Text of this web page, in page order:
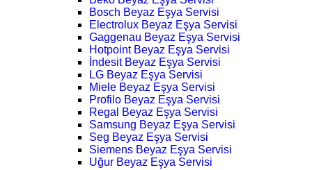
Bosch Beyaz Eşya Servisi
Electrolux Beyaz Eşya Servisi
Gaggenau Beyaz Eşya Servisi
Hotpoint Beyaz Eşya Servisi
İndesit Beyaz Eşya Servisi
LG Beyaz Eşya Servisi
Miele Beyaz Eşya Servisi
Profilo Beyaz Eşya Servisi
Regal Beyaz Eşya Servisi
Samsung Beyaz Eşya Servisi
Seg Beyaz Eşya Servisi
Siemens Beyaz Eşya Servisi
Uğur Beyaz Eşya Servisi